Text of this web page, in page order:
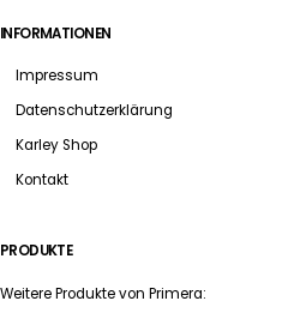
INFORMATIONEN
Impressum
Datenschutzerklärung
Karley Shop
Kontakt
PRODUKTE
Weitere Produkte von Primera: